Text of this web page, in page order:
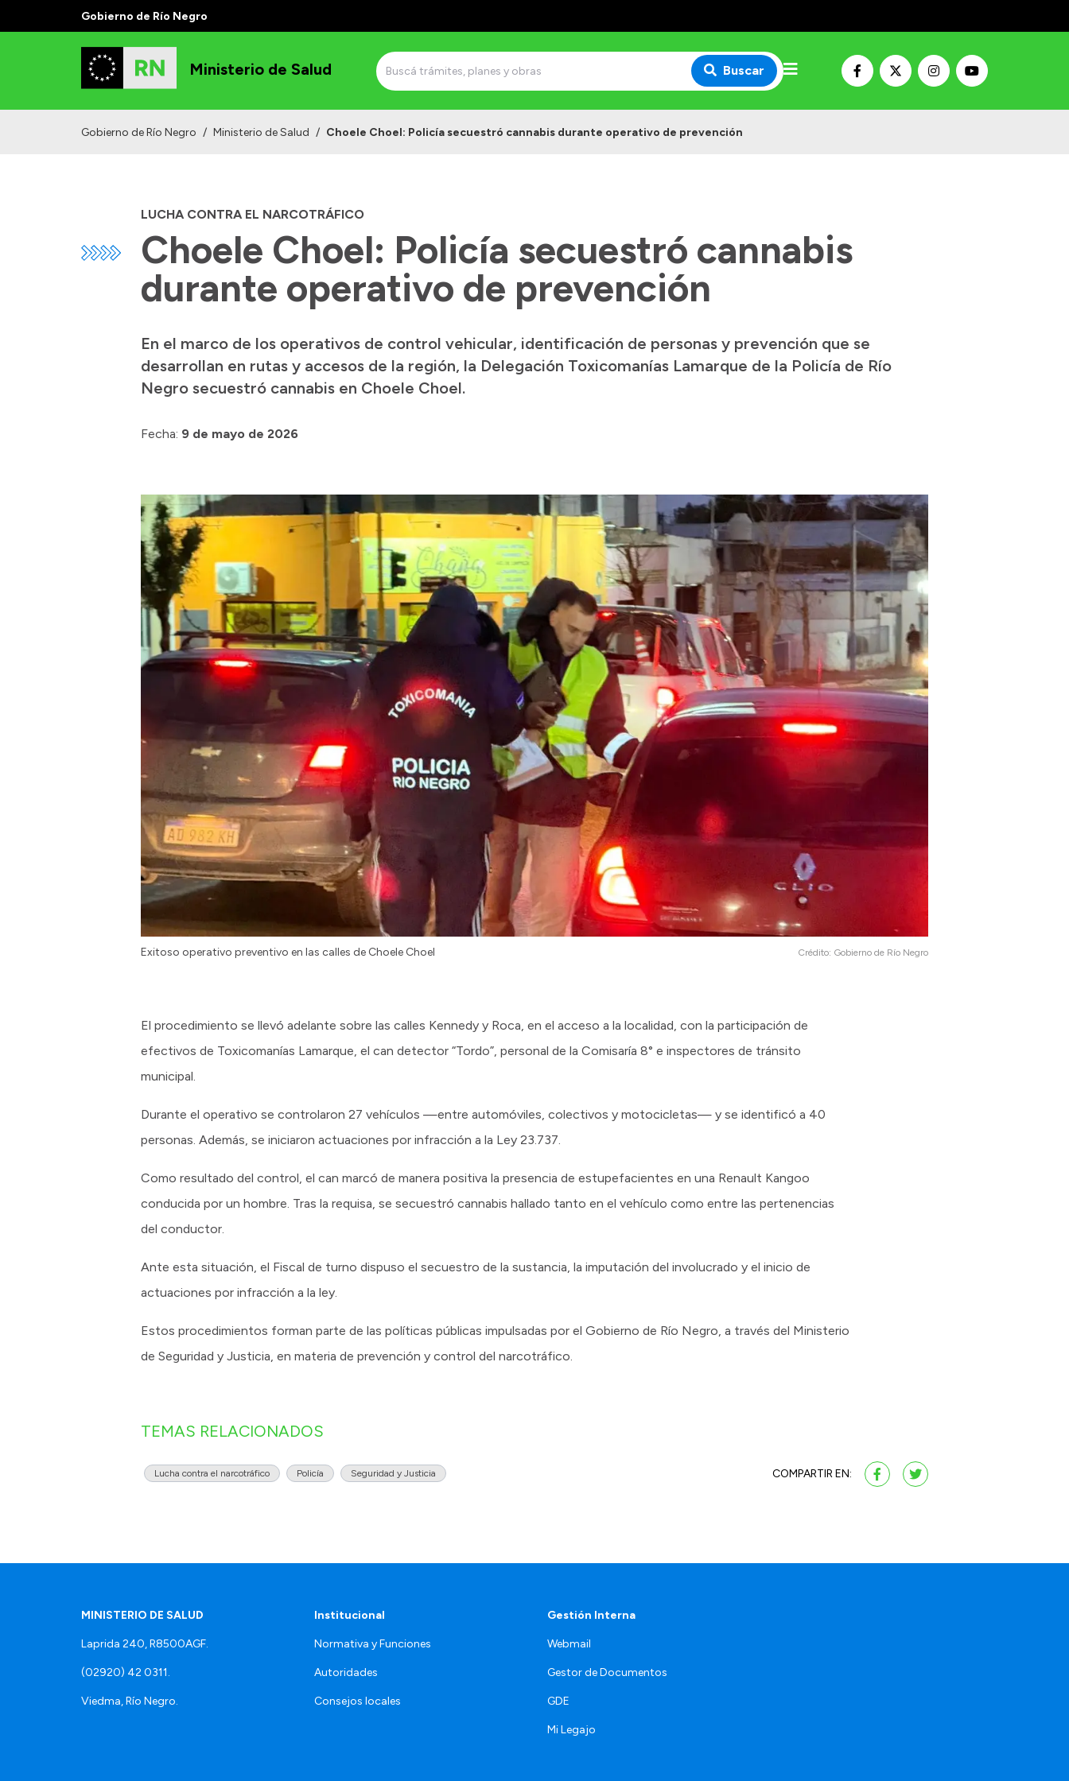
Gobierno de Río Negro
Ministerio de Salud Buscar
Gobierno de Río Negro / Ministerio de Salud / Choele Choel: Policía secuestró cannabis durante operativo de prevención
LUCHA CONTRA EL NARCOTRÁFICO
Choele Choel: Policía secuestró cannabis
durante operativo de prevención
En el marco de los operativos de control vehicular, identificación de personas y prevención que se
desarrollan en rutas y accesos de la región, la Delegación Toxicomanías Lamarque de la Policía de Río
Negro secuestró cannabis en Choele Choel.
Fecha: 9 de mayo de 2026
Exitoso operativo preventivo en las calles de Choele Choel Crédito: Gobierno de Río Negro
El procedimiento se llevó adelante sobre las calles Kennedy y Roca, en el acceso a la localidad, con la participación de
efectivos de Toxicomanías Lamarque, el can detector “Tordo”, personal de la Comisaría 8° e inspectores de tránsito
municipal.
Durante el operativo se controlaron 27 vehículos —entre automóviles, colectivos y motocicletas— y se identificó a 40
personas. Además, se iniciaron actuaciones por infracción a la Ley 23.737.
Como resultado del control, el can marcó de manera positiva la presencia de estupefacientes en una Renault Kangoo
conducida por un hombre. Tras la requisa, se secuestró cannabis hallado tanto en el vehículo como entre las pertenencias
del conductor.
Ante esta situación, el Fiscal de turno dispuso el secuestro de la sustancia, la imputación del involucrado y el inicio de
actuaciones por infracción a la ley.
Estos procedimientos forman parte de las políticas públicas impulsadas por el Gobierno de Río Negro, a través del Ministerio
de Seguridad y Justicia, en materia de prevención y control del narcotráfico.
TEMAS RELACIONADOS
Lucha contra el narcotráfico Policía Seguridad y Justicia COMPARTIR EN:
MINISTERIO DE SALUD
Laprida 240, R8500AGF.
(02920) 42 0311.
Viedma, Río Negro.
Institucional
Normativa y Funciones
Autoridades
Consejos locales
Gestión Interna
Webmail
Gestor de Documentos
GDE
Mi Legajo